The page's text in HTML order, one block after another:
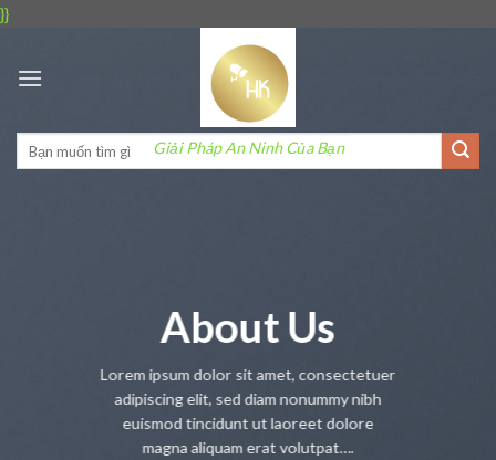
}}Skip
content
Giải Pháp An Ninh Của Bạn
About Us
Lorem ipsum dolor sit amet, consectetuer
adipiscing elit, sed diam nonummy nibh
euismod tincidunt ut laoreet dolore
magna aliquam erat volutpat….